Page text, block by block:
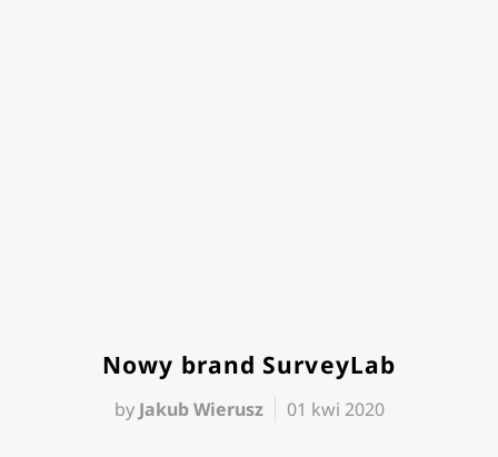
Nowy brand SurveyLab
by Jakub Wierusz 01 kwi 2020